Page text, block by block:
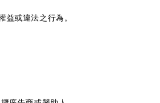
或違法之行為。